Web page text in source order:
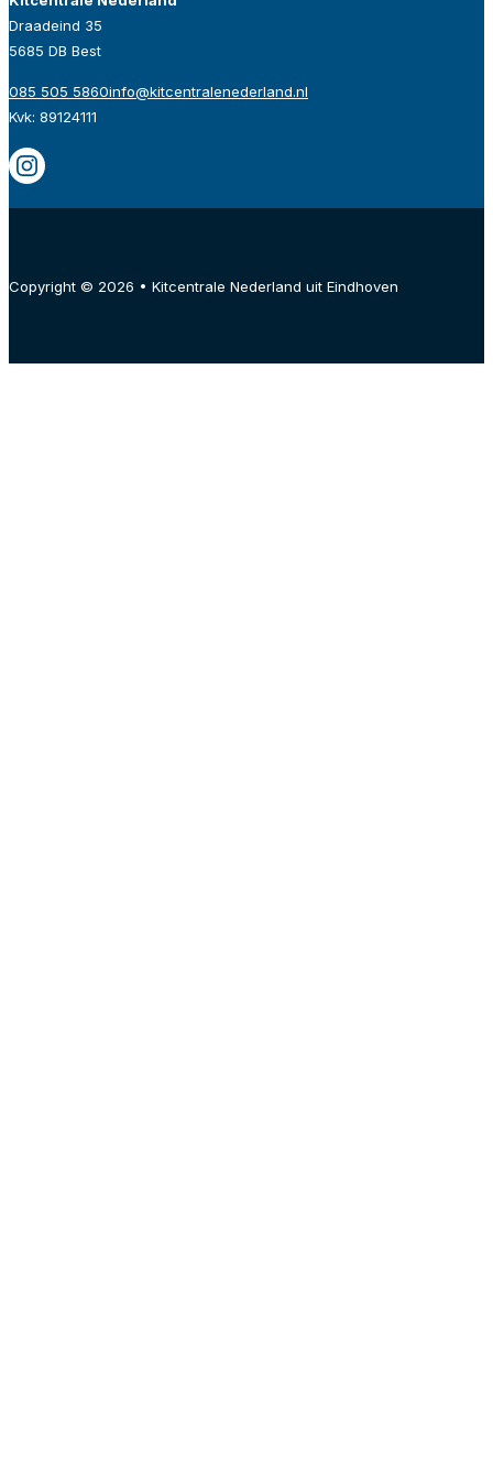
Draadeind 35
5685 DB Best
085 505 5860info@kitcentralenederland.nl
Kvk: 89124111
Copyright © 2026 • Kitcentrale Nederland uit Eindhoven